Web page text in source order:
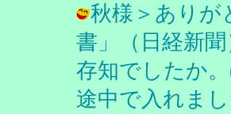
秋様＞ありが
書」（日経新
存知でしたか
途中で入れま